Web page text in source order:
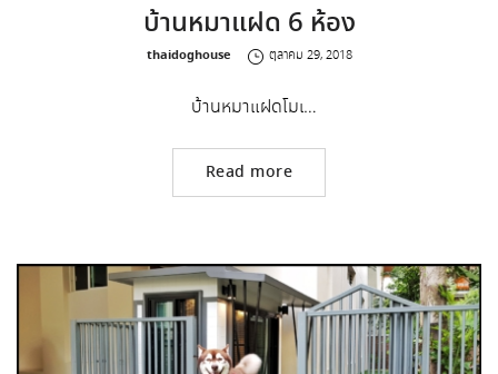
บ้านหมาแฝด 6 ห้อง
by
thaidoghouse ตุลาคม 29, 2018
บ้านหมาแฝดโมเ…
Read more